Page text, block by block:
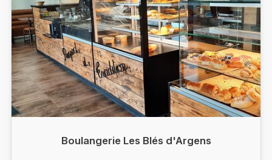
Boulangerie Les Blés d'Argens